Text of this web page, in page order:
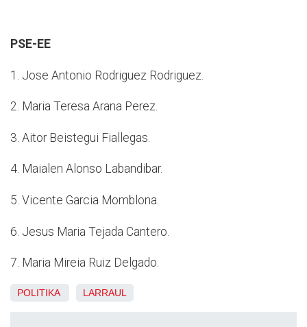
PSE-EE
1. Jose Antonio Rodriguez Rodriguez.
2. Maria Teresa Arana Perez.
3. Aitor Beistegui Fiallegas.
4. Maialen Alonso Labandibar.
5. Vicente Garcia Momblona.
6. Jesus Maria Tejada Cantero.
7. Maria Mireia Ruiz Delgado.
POLITIKA LARRAUL